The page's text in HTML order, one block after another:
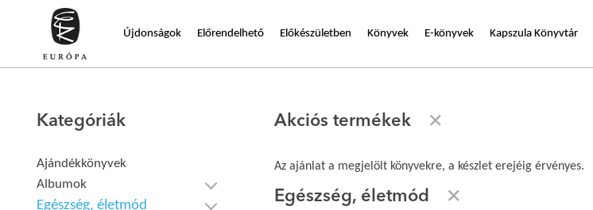
Újdonságok Előrendelhető Előkészületben Könyvek E-könyvek Kapszula Könyvtár
Kategóriák
Ajándékkönyvek
Albumok
Egészség, életmód
Akciós termékek
Az ajánlat a megjelölt könyvekre, a készlet erejéig érvényes.
Egészség, életmód